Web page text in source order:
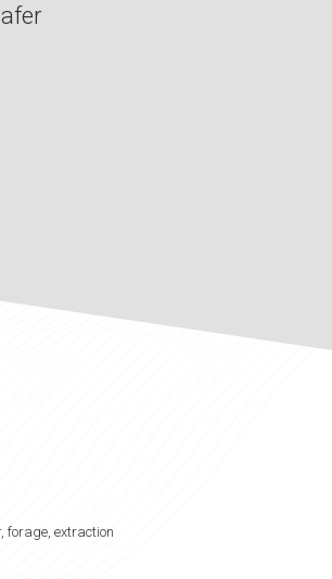
forage, extraction